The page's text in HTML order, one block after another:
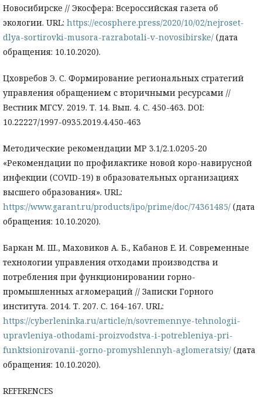
Новосибирске // Экосфера: Всероссийская газета об
экологии. URL: https://ecosphere.press/2020/10/02/nejroset-
dlya-sortirovki-musora-razrabotali-v-novosibirske/ (дата
обращения: 10.10.2020).
Цховребов Э. С. Формирование региональных стратегий
управления обращением с вторичными ресурсами //
Вестник МГСУ. 2019. Т. 14. Вып. 4. С. 450-463. DOI:
10.22227/1997-0935.2019.4.450-463
Методические рекомендации MP 3.1/2.1.0205-20
«Рекомендации по профилактике новой коро-навирусной
инфекции (COVID-19) в образовательных организациях
высшего образования». URL:
https://www.garant.ru/products/ipo/prime/doc/74361485/ (дата
обращения: 10.10.2020).
Баркан М. Ш., Маховиков А. Б., Кабанов Е. И. Современные
технологии управления отходами производства и
потребления при функционировании горно-
промышленных агломераций // Записки Горного
института. 2014. Т. 207. С. 164-167. URL:
https://cyberleninka.ru/article/n/sovremennye-tehnologii-
upravleniya-othodami-proizvodstva-i-potrebleniya-pri-
funktsionirovanii-gorno-promyshlennyh-aglomeratsiy/ (дата
обращения: 10.10.2020).
REFERENCES